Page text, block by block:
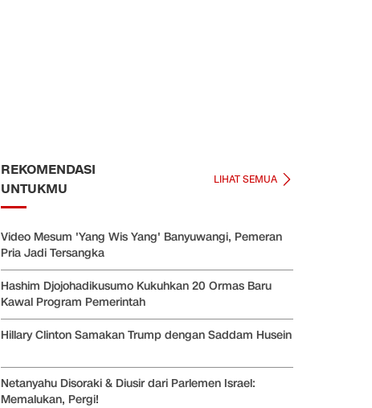
REKOMENDASI
UNTUKMU
LIHAT SEMUA
Video Mesum 'Yang Wis Yang' Banyuwangi, Pemeran
Pria Jadi Tersangka
Hashim Djojohadikusumo Kukuhkan 20 Ormas Baru
Kawal Program Pemerintah
Hillary Clinton Samakan Trump dengan Saddam Husein
Netanyahu Disoraki & Diusir dari Parlemen Israel:
Memalukan, Pergi!